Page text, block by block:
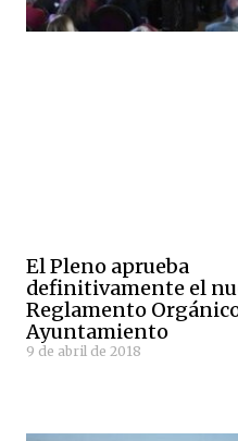
El Pleno aprueba
definitivamente el
Reglamento
Ayuntamiento
9 de abril de 2018